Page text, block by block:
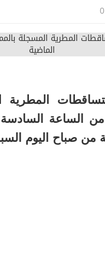
من الساعة
من صباح اليوم